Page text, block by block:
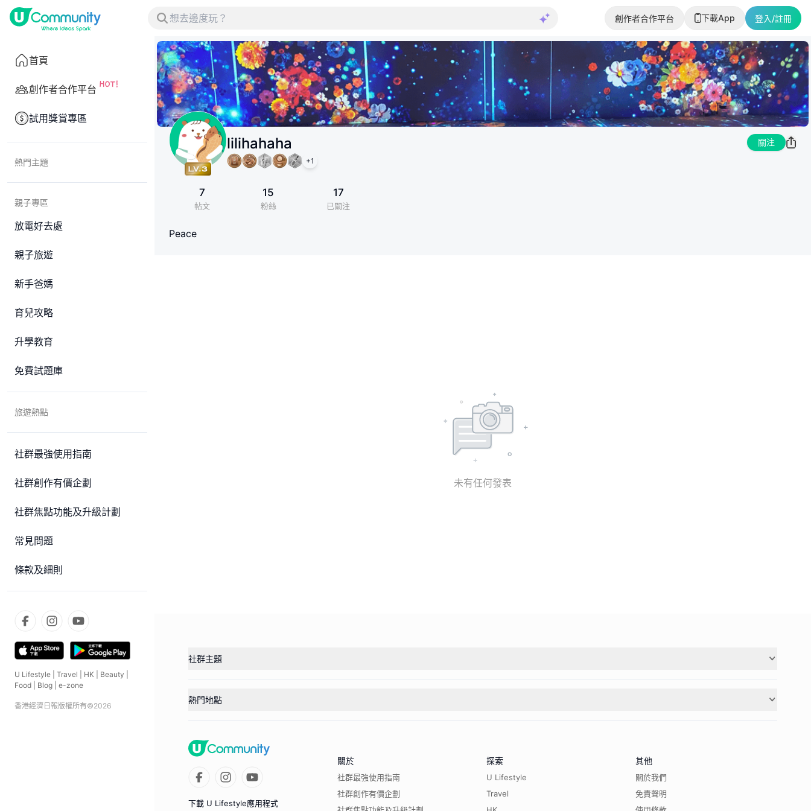
創作者合作平台 下載App 登入/註冊
首頁
創作者合作平台
試用獎賞專區
熱門主題
親子專區
放電好去處
親子旅遊
新手爸媽
育兒攻略
升學教育
免費試題庫
旅遊熱點
社群最強使用指南
社群創作有價企劃
社群焦點功能及升級計劃
常見問題
條款及細則
U Lifestyle Travel HK Beauty
Food
Blog e-zone
香港經濟日報版權所有©2026
lilihahaha
+1
關注
7
帖文
15
粉絲
17
已關注
Peace
未有任何發表
社群主題
熱門地點
下載 U Lifestyle應用程式
關於
社群最強使用指南
社群創作有價企劃
探索
U Lifestyle
Travel
其他
關於我們
免責聲明